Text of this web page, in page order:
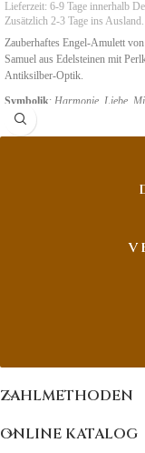
Lieferzeit: 6-9 Tage innerhalb
Zusätzlich 2-3 Tage ins Ausland.
Zauberhaftes Engel-Amulett
Samuel aus Edelsteinen mit
Antiksilber-Optik.
Symbolik: Harmonie, Liebe,
ZAHLMETHODEN
ONLINE KATALOG